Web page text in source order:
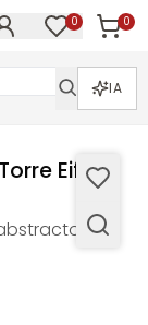
0 0
IA
Eiffel